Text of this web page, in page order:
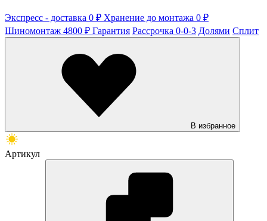
Экспресс - доставка 0 ₽ Хранение до монтажа 0 ₽
Шиномонтаж 4800 ₽ Гарантия Рассрочка 0-0-3 Долями Сплит
В избранное
Артикул